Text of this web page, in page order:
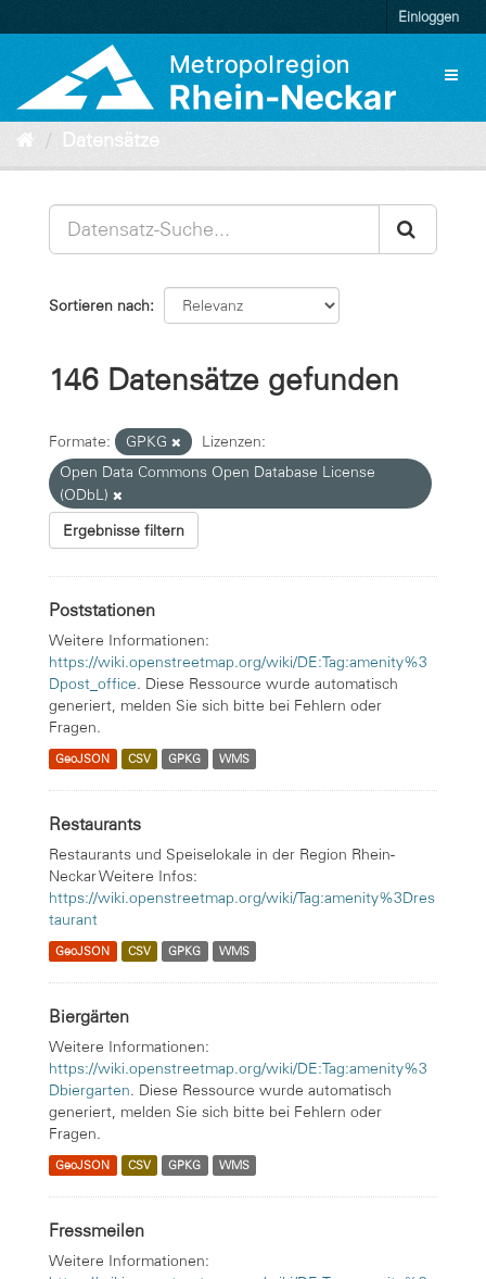
zum
Einloggen
Datensätze
Sortieren nach
146 Datensätze gefunden
Formate: GPKG
Lizenzen:
Open Data Commons Open Database License
(ODbL)
Ergebnisse filtern
Poststationen
Weitere Informationen:
https://wiki.openstreetmap.org/wiki/DE:Tag:amenity%3
Dpost_office. Diese Ressource wurde automatisch
generiert, melden Sie sich bitte bei Fehlern oder
Fragen.
GeoJSON CSV GPKG WMS
Restaurants
Restaurants und Speiselokale in der Region Rhein-
Neckar Weitere Infos:
https://wiki.openstreetmap.org/wiki/Tag:amenity%3Dres
taurant
GeoJSON CSV GPKG WMS
Biergärten
Weitere Informationen:
https://wiki.openstreetmap.org/wiki/DE:Tag:amenity%3
Dbiergarten. Diese Ressource wurde automatisch
generiert, melden Sie sich bitte bei Fehlern oder
Fragen.
GeoJSON CSV GPKG WMS
Fressmeilen
Weitere Informationen: